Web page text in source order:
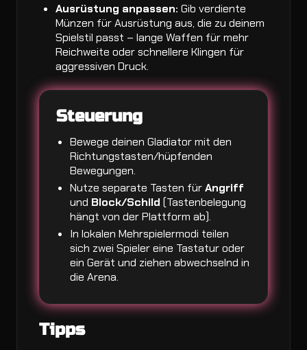
Ausrüstung anpassen: Gib verdiente
Münzen für Ausrüstung aus, die zu deinem
Spielstil passt – lange Waffen für mehr
Reichweite oder schnellere Klingen für
aggressiven Druck.
Steuerung
Bewege deinen Gladiator mit den
Richtungstasten/hüpfenden
Bewegungen.
Nutze separate Tasten fürAngriff
und Block/Schild (Tastenbelegung
hängt von der Plattform ab).
In lokalen Mehrspielermodi teilen
sich zwei Spieler eine Tastatur oder
ein Gerät und ziehen abwechselnd in
die Arena.
Tipps